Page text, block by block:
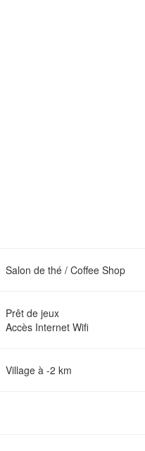
Salon de thé / Coffee Shop
Prêt de jeux
Accès Internet Wifi
Village à -2 km